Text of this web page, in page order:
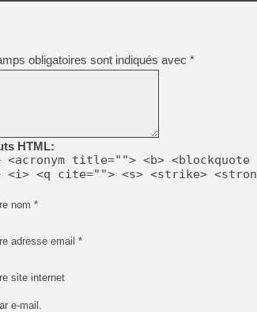
[LS] [PS5] Le WebKit
[GK] Oubliez Crazy Taxi,
[LS] [Switch] NSZ 5.0.0
[GK] No More Room in
[GK] Un chatbot Atelier
[GK] Mémoire cash -
[GK] Nvidia : le prix des
[GK] Suikoden Star Leap
[Mo5] La mini borne
[GK] Pourquoi Marvel
[GK] Test : Restory : Chill
obligatoires sont indiqués avec *
HTML:
title=""> <b> <blockquote
<i> <q cite=""> <s> <strike>
nom *
adresse email *
site internet
e-mail.